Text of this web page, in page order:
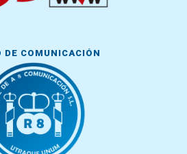
DE COMUNICACIÓN